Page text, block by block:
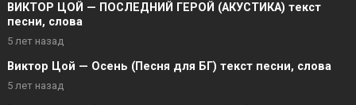
ВИКТОР ЦОЙ — ПОСЛЕДНИЙ ГЕРОЙ (АКУСТИКА) текст
песни, слова
5 лет назад
Виктор Цой — Осень (Песня для БГ) текст песни, слова
5 лет назад